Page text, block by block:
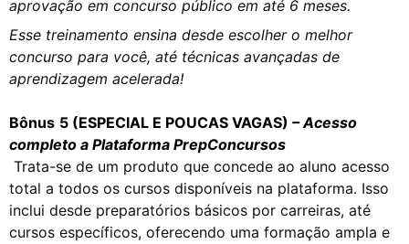
aprovação em concurso público em até 6 meses.
Esse treinamento ensina desde escolher o melhor
concurso para você, até técnicas avançadas de
aprendizagem acelerada!
Bônus 5 (ESPECIAL E POUCAS VAGAS) – Acesso
completo a Plataforma PrepConcursos
Trata-se de um produto que concede ao aluno acesso
total a todos os cursos disponíveis na plataforma. Isso
inclui desde preparatórios básicos por carreiras, até
cursos específicos, oferecendo uma formação ampla e